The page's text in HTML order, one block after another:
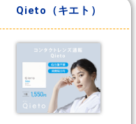
Qieto（キエト）